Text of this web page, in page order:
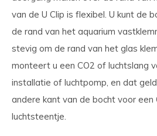
van de U Clip is flexibel. U kunt de
de rand van het aquarium
stevig om de rand van het glas
monteert u een CO2 of luchtslang
installatie of luchtpomp, en dat
andere kant van de bocht voor
luchtsteentje.